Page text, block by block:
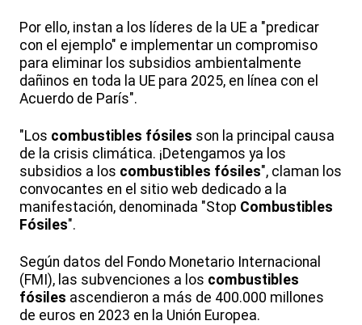
Por ello, instan a los líderes de la UE a "predicar
con el ejemplo" e implementar un compromiso
para eliminar los subsidios ambientalmente
dañinos en toda la UE para 2025, en línea con el
Acuerdo de París".
"Los combustibles fósiles son la principal causa
de la crisis climática. ¡Detengamos ya los
subsidios a los combustibles fósiles", claman los
convocantes en el sitio web dedicado a la
manifestación, denominada "Stop Combustibles
Fósiles".
Según datos del Fondo Monetario Internacional
(FMI), las subvenciones a los combustibles
fósiles ascendieron a más de 400.000 millones
de euros en 2023 en la Unión Europea.